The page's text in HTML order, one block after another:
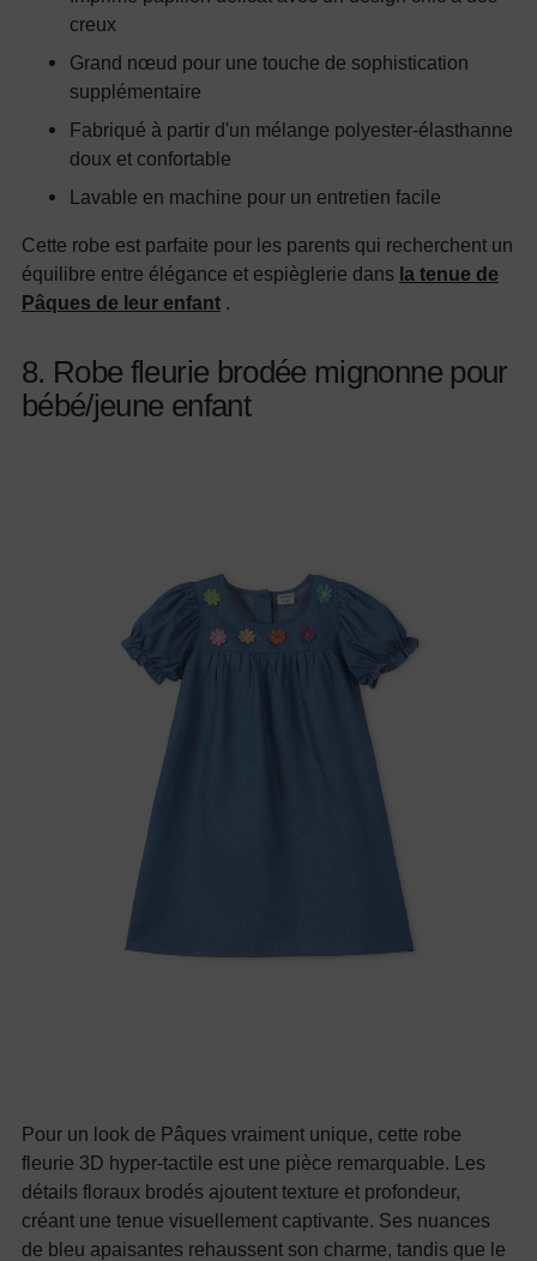
creux
Grand nœud pour une touche de sophistication
supplémentaire
Fabriqué à partir d'un mélange polyester-élasthanne
doux et confortable
Lavable en machine pour un entretien facile
Cette robe est parfaite pour les parents qui recherchent un
équilibre entre élégance et espièglerie dans la tenue de
Pâques de leur enfant
8. Robe fleurie brodée mignonne pour
bébé/jeune enfant
Pour un look de Pâques vraiment unique, cette robe
fleurie 3D hyper-tactile est une pièce remarquable. Les
détails floraux brodés ajoutent texture et profondeur,
créant une tenue visuellement captivante. Ses nuances
de bleu apaisantes rehaussent son charme, tandis que le